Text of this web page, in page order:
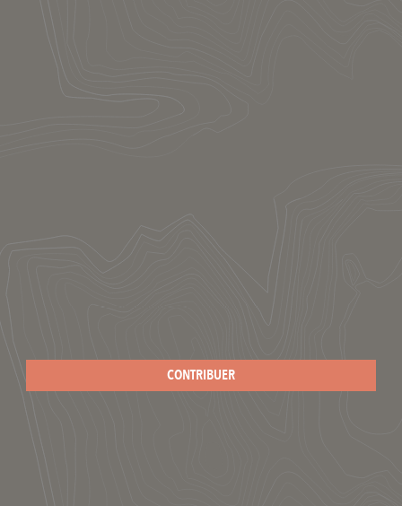
CONTRIBUER